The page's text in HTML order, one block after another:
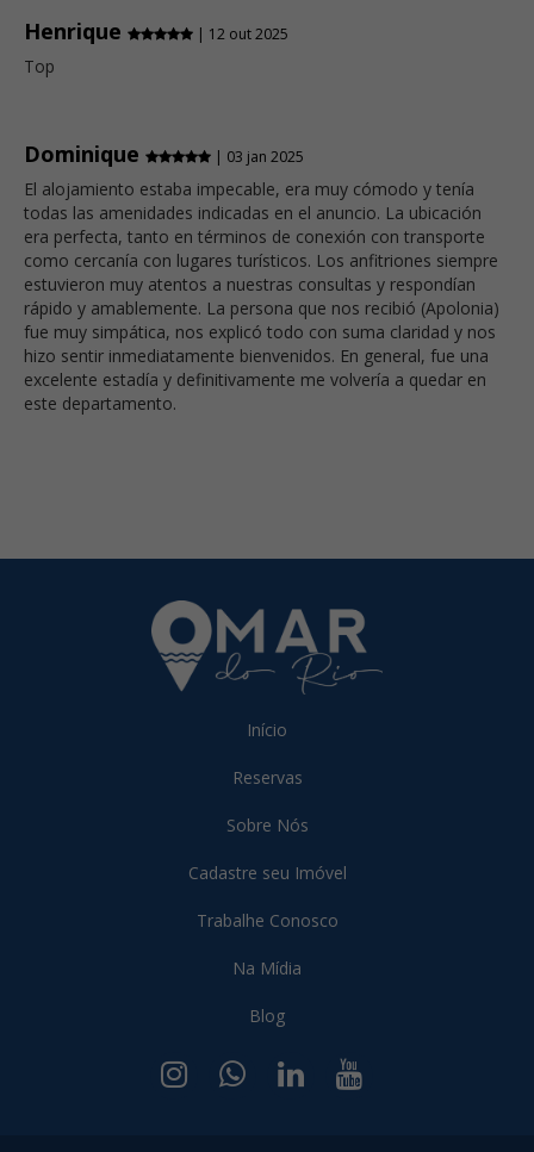
Henrique
| 12 out 2025
Top
Dominique | 03 jan 2025
El alojamiento estaba impecable, era muy cómodo y tenía
todas las amenidades indicadas en el anuncio. La ubicación
era perfecta, tanto en términos de conexión con transporte
como cercanía con lugares turísticos. Los anfitriones siempre
estuvieron muy atentos a nuestras consultas y respondían
rápido y amablemente. La persona que nos recibió (Apolonia)
fue muy simpática, nos explicó todo con suma claridad y nos
hizo sentir inmediatamente bienvenidos. En general, fue una
excelente estadía y definitivamente me volvería a quedar en
este departamento.
Início
Reservas
Sobre Nós
Cadastre seu Imóvel
Trabalhe Conosco
Na Mídia
Blog